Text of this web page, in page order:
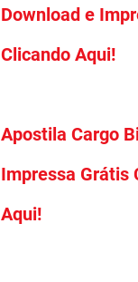
Download e
Clicando Aqui!
Apostila Cargo
Impressa Grátis
Aqui!